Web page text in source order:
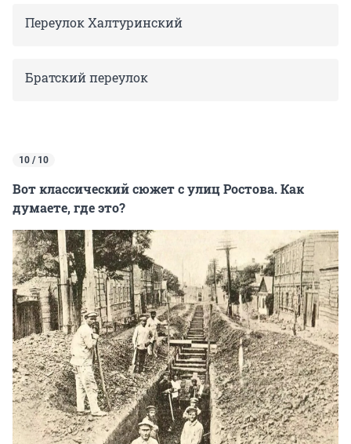
Переулок Халтуринский
Братский переулок
10 / 10
Вот классический сюжет с улиц Ростова. Как
думаете, где это?